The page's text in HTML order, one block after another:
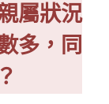
屬狀況
多，同